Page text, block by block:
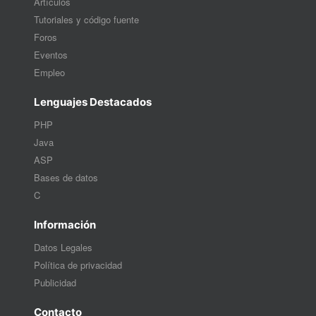
Tutoriales y código fuente
Foros
Eventos
Empleo
Lenguajes Destacados
PHP
Java
ASP
Bases de datos
C
Información
Datos Legales
Política de privacidad
Publicidad
Contacto